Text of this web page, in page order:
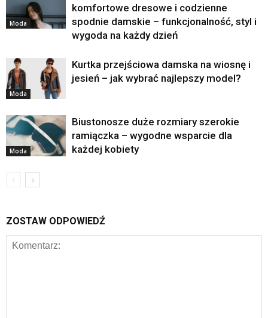
Moda
komfortowe dresowe i codzienne
spodnie damskie – funkcjonalność, styl i
wygoda na każdy dzień
Moda
Kurtka przejściowa damska na wiosnę i
jesień – jak wybrać najlepszy model?
Moda
Biustonosze duże rozmiary szerokie
ramiączka – wygodne wsparcie dla
każdej kobiety
ZOSTAW ODPOWIEDŹ